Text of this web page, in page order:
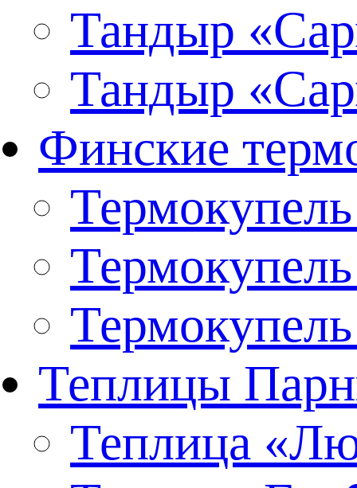
Тандыр
Тандыр
Финские
Теплицы
Теплица